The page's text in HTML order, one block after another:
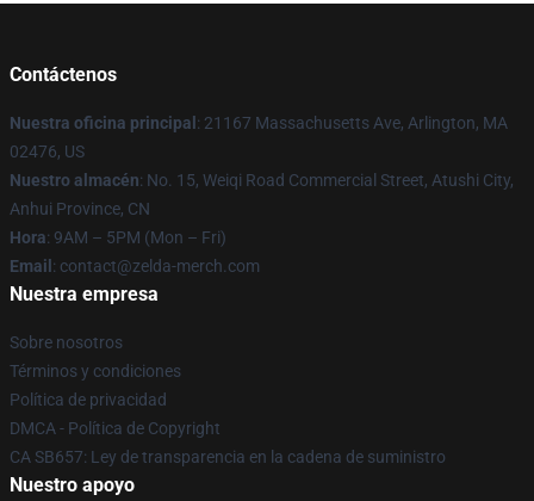
Contáctenos
Nuestra oficina principal : 21167 Massachusetts Ave, Arlington, MA
02476, US
Nuestro almacén: No. 15, Weiqi Road Commercial Street, Atushi City,
Anhui Province, CN
Hora: 9AM – 5PM (Mon – Fri)
Email : contact@zelda-merch.com
Nuestra empresa
Sobre nosotros
Términos y condiciones
Política de privacidad
DMCA - Política de Copyright
CA SB657: Ley de transparencia en la cadena de suministro
Nuestro apoyo